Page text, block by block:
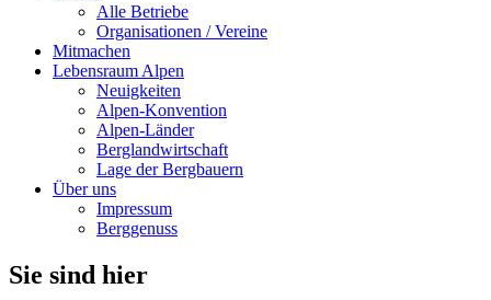
Alle Betriebe
Organisationen / Vereine
Mitmachen
Lebensraum Alpen
Neuigkeiten
Alpen-Konvention
Alpen-Länder
Berglandwirtschaft
Lage der Bergbauern
Über uns
Impressum
Berggenuss
Sie sind hier